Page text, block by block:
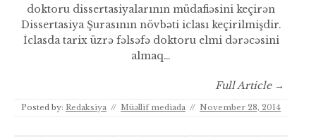
doktoru dissertasiyalarının müdafiəsini keçirən
Dissertasiya Şurasının növbəti iclası keçirilmişdir.
İclasda tarix üzrə fəlsəfə doktoru elmi dərəcəsini
almaq…
Full Article →
Posted by: Redaksiya // Müəllif mediada // November 28, 2014